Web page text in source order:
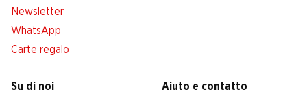
Newsletter
WhatsApp
Carte regalo
Su di noi
Aiuto e contatto